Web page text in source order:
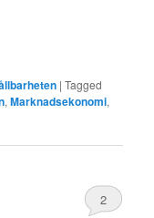
|Tagged
,Marknadsekonomi,
2